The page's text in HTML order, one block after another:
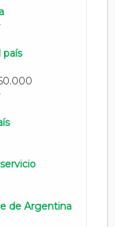
país
de Argentina